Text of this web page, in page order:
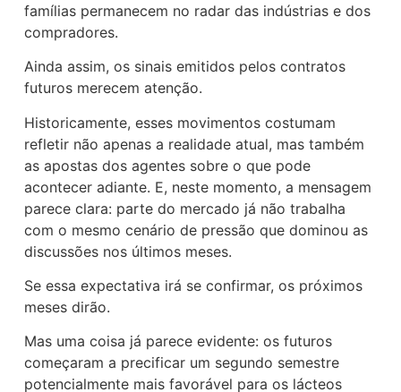
famílias permanecem no radar das indústrias e dos
compradores.
Ainda assim, os sinais emitidos pelos contratos
futuros merecem atenção.
Historicamente, esses movimentos costumam
refletir não apenas a realidade atual, mas também
as apostas dos agentes sobre o que pode
acontecer adiante. E, neste momento, a mensagem
parece clara: parte do mercado já não trabalha
com o mesmo cenário de pressão que dominou as
discussões nos últimos meses.
Se essa expectativa irá se confirmar, os próximos
meses dirão.
Mas uma coisa já parece evidente: os futuros
começaram a precificar um segundo semestre
potencialmente mais favorável para os lácteos